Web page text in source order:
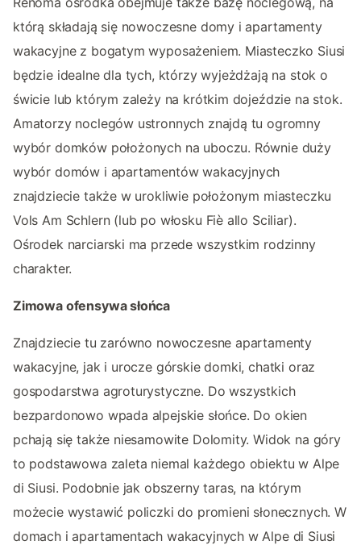
którą składają się nowoczesne domy i apartamenty
wakacyjne z bogatym wyposażeniem. Miasteczko Siusi
będzie idealne dla tych, którzy wyjeżdżają na stok o
świcie lub którym zależy na krótkim dojeździe na stok.
Amatorzy noclegów ustronnych znajdą tu ogromny
wybór domków położonych na uboczu. Równie duży
wybór domów i apartamentów wakacyjnych
znajdziecie także w urokliwie położonym miasteczku
Vols Am Schlern (lub po włosku Fiè allo Sciliar).
Ośrodek narciarski ma przede wszystkim rodzinny
charakter.
Zimowa ofensywa słońca
Znajdziecie tu zarówno nowoczesne apartamenty
wakacyjne, jak i urocze górskie domki, chatki oraz
gospodarstwa agroturystyczne. Do wszystkich
bezpardonowo wpada alpejskie słońce. Do okien
pchają się także niesamowite Dolomity. Widok na góry
to podstawowa zaleta niemal każdego obiektu w Alpe
di Siusi. Podobnie jak obszerny taras, na którym
możecie wystawić policzki do promieni słonecznych. W
domach i apartamentach wakacyjnych w Alpe di Siusi